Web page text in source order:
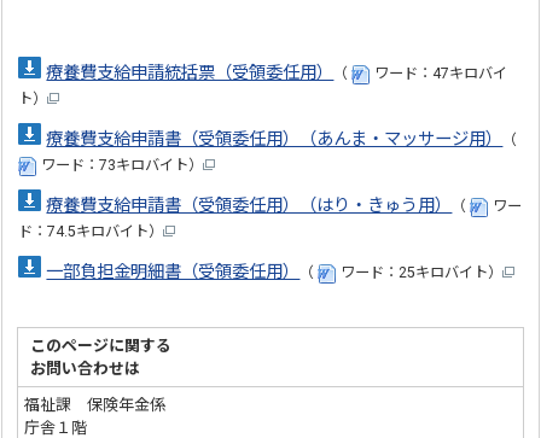
療養費支給申請統括票（受領委任用） （
ワード：47キロバイ
ト）
療養費支給申請書（受領委任用）（あんま・マッサージ用）
（
ワード：73キロバイト）
療養費支給申請書（受領委任用）（はり・きゅう用） （
ワー
ド：74.5キロバイト）
一部負担金明細書（受領委任用） （ ワード：25キロバイト）
このページに関する
お問い合わせは
福祉課 保険年金係
庁舎１階